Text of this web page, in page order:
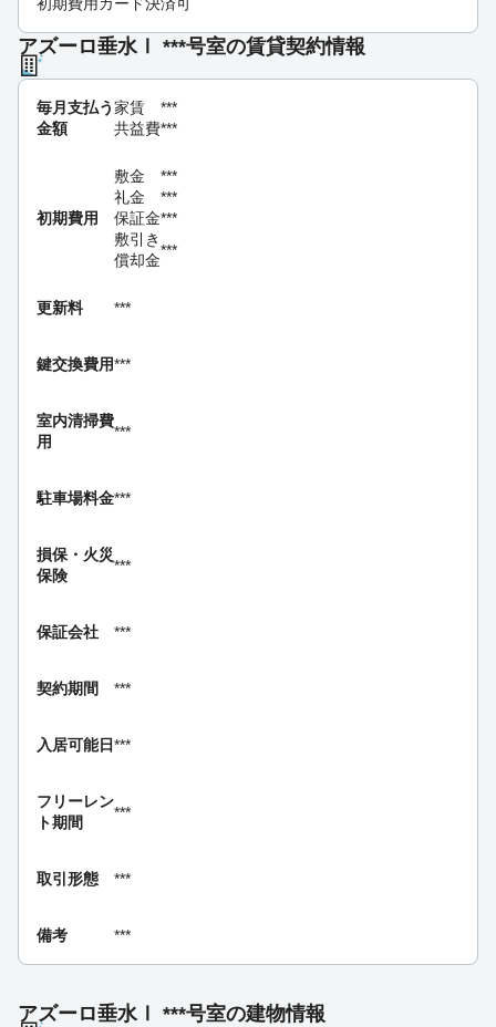
初期費用カード決済可
アズーロ垂水Ⅰ ***号室の賃貸契約情報
毎月支払う
金額
家賃
***
共益費***
初期費用
敷金
***
礼金
***
保証金***
敷引き
償却金
***
更新料 ***
鍵交換費用***
室内清掃費
用
***
駐車場料金***
損保・ 火災
保険
***
保証会社 ***
契約期間 ***
入居可能日***
フリーレン
ト期間
***
取引形態 ***
備考 ***
アズーロ垂水Ⅰ ***号室の建物情報